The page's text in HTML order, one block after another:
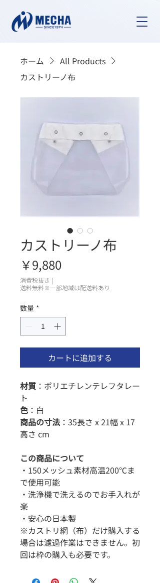
ホーム
All Products
カストリーノ布
カストリーノ布
￥9,880価
消費税抜き |
送料無料※一部地域は配送料あり
数量 *
カートに追加する
材質 ：ポリエチレンテレフタレー
ト
色 ：白
商品の寸法 ：35長さ x 21幅 x 17
高さ cm
この商品について
・150メッシュ素材高温200℃ま
で使用可能
・洗浄機で洗えるのでお手入れが
楽
・安心の日本製
※カストリ網（布）だけ購入する
場合は濾過作業はできません。初
回は枠の購入も必要です。